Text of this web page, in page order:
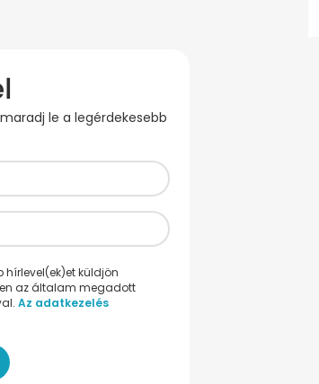
le a legérdekesebb
hírlevel(ek)et küldjön
az általam megadott
Az adatkezelés